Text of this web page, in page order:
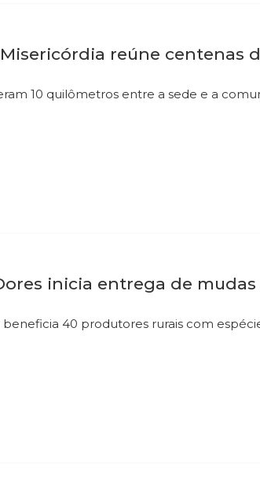
reúne centenas
10 quilômetros entre a sede e a
inicia entrega de
40 produtores rurais com